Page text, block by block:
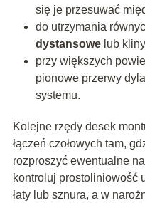
się je przesuwać
do utrzymania
dystansowelub kliny
przy większych
pionowe przerwy
systemu.
Kolejne rzędy desek
łączeń czołowych tam,
rozproszyć ewentualne
kontroluj prostoliniowość
łaty lub sznura, a w